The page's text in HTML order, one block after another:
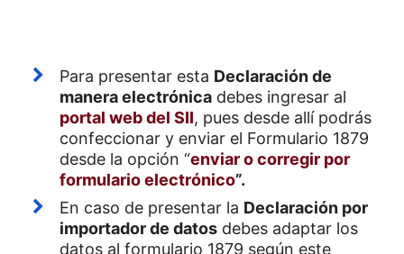
Para presentar esta Declaración de
manera electrónica debes ingresar al
portal web del SII, pues desde allí podrás
confeccionar y enviar el Formulario 1879
desde la opción “enviar o corregir por
formulario electrónico”.
En caso de presentar la Declaración por
importador de datos debes adaptar los
datos al formulario 1879 según este